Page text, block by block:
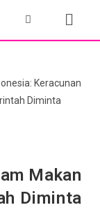
Makan
Diminta